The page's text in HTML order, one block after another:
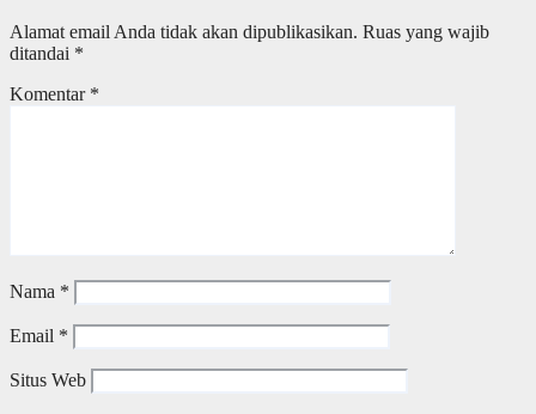
Alamat email Anda tidak akan dipublikasikan. Ruas yang wajib
ditandai *
Komentar *
Nama *
Email *
Situs Web